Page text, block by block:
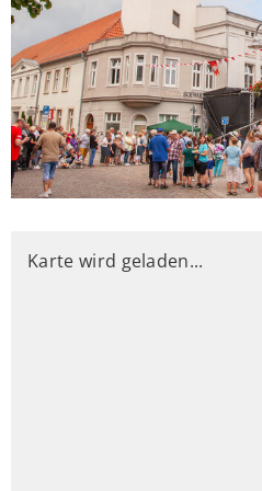
Karte wird geladen...